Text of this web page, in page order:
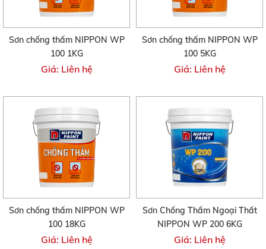
Sơn chống thấm NIPPON WP
100 1KG
Giá: Liên hệ
Sơn chống thấm NIPPON WP
100 5KG
Giá: Liên hệ
Sơn chống thấm NIPPON WP
100 18KG
Giá: Liên hệ
Sơn Chống Thấm Ngoại Thất
NIPPON WP 200 6KG
Giá: Liên hệ